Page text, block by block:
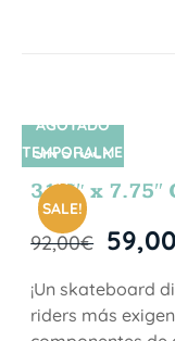
SIN STOCK
SALE!
AGOTADO
TEMPORALME
NTE
31.5″ x 7.75″
92,00€
¡Un skateboard
riders más